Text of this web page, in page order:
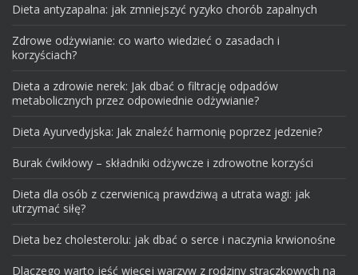
Dieta antyzapalna: jak zmniejszyć ryzyko chorób zapalnych
Zdrowe odżywianie: co warto wiedzieć o zasadach i
korzyściach?
Dieta a zdrowie nerek: Jak dbać o filtrację odpadów
metabolicznych przez odpowiednie odżywianie?
Dieta Ayurvedyjska: Jak znaleźć harmonię poprzez jedzenie?
Burak ćwikłowy – składniki odżywcze i zdrowotne korzyści
Dieta dla osób z czerwienicą prawdziwą a utrata wagi: jak
utrzymać siłę?
Dieta bez cholesterolu: jak dbać o serce i naczynia krwionośne
Dlaczego warto jeść więcej warzyw z rodziny strączkowych na